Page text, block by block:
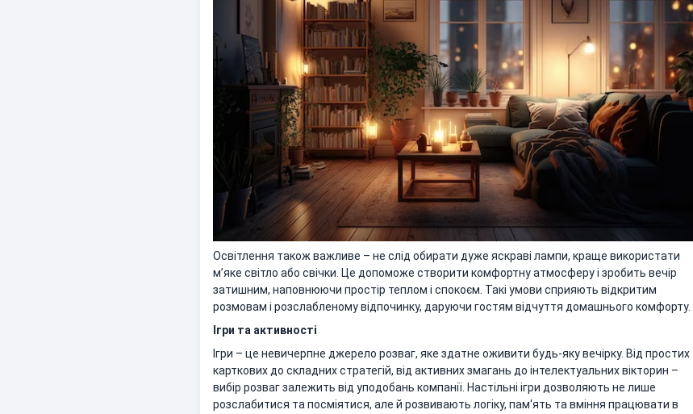
Освітлення також важливе – не слід обирати дуже яскраві лампи, краще використати
м’яке світло або свічки. Це допоможе створити комфортну атмосферу і зробить вечір
затишним, наповнюючи простір теплом і спокоєм. Такі умови сприяють відкритим
розмовам і розслабленому відпочинку, даруючи гостям відчуття домашнього комфорту.
Ігри та активності
Ігри – це невичерпне джерело розваг, яке здатне оживити будь-яку вечірку. Від простих
карткових до складних стратегій, від активних змагань до інтелектуальних вікторин –
вибір розваг залежить від уподобань компанії. Настільні ігри дозволяють не лише
розслабитися та посміятися, але й розвивають логіку, пам'ять та вміння працювати в